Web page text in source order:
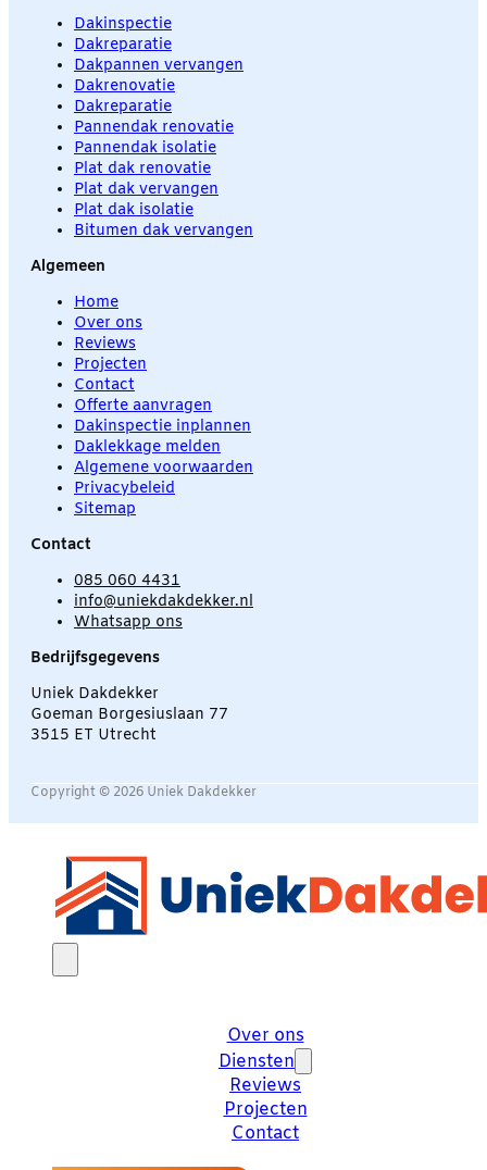
Dakinspectie
Dakreparatie
Dakpannen vervangen
Dakrenovatie
Dakreparatie
Pannendak renovatie
Pannendak isolatie
Plat dak renovatie
Plat dak vervangen
Plat dak isolatie
Bitumen dak vervangen
Algemeen
Home
Over ons
Reviews
Projecten
Contact
Offerte aanvragen
Dakinspectie inplannen
Daklekkage melden
Algemene voorwaarden
Privacybeleid
Sitemap
Contact
085 060 4431
info@uniekdakdekker.nl
Whatsapp ons
Bedrijfsgegevens
Uniek Dakdekker
Goeman Borgesiuslaan 77
3515 ET Utrecht
Copyright © 2026 Uniek Dakdekker
Over ons
Diensten
Reviews
Projecten
Contact